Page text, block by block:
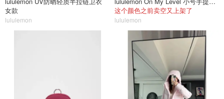
女款
lululemon
这个颜色之前卖空又上架了
lululemon